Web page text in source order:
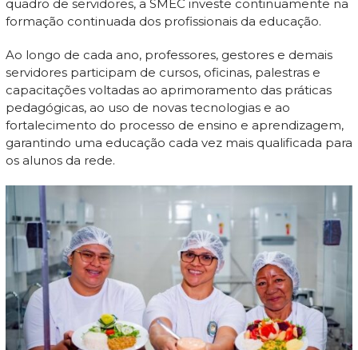
quadro de servidores, a SMEC investe continuamente na
formação continuada dos profissionais da educação.
Ao longo de cada ano, professores, gestores e demais
servidores participam de cursos, oficinas, palestras e
capacitações voltadas ao aprimoramento das práticas
pedagógicas, ao uso de novas tecnologias e ao
fortalecimento do processo de ensino e aprendizagem,
garantindo uma educação cada vez mais qualificada para
os alunos da rede.